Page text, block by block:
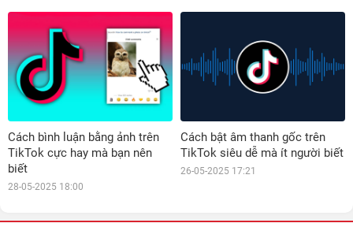
Cách bình luận bằng ảnh trên
TikTok cực hay mà bạn nên
biết
28-05-2025 18:00
Cách bật âm thanh gốc trên
TikTok siêu dễ mà ít người biết
26-05-2025 17:21